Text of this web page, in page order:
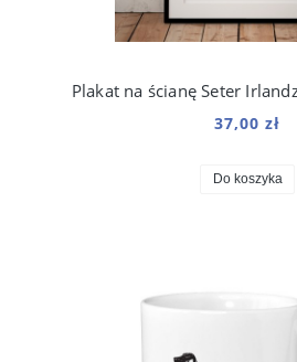
Plakat na ścianę Seter
37,00 zł
Do koszyka